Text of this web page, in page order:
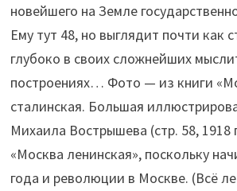
новейшего на Земле
Ему тут 48, но выглядит почти как
глубоко в своих сложнейших
построениях… Фото — из книги
сталинская. Большая
Михаила Вострышева (стр. 58,
«Москва ленинская», поскольку
года и революции в Москве. (Всё